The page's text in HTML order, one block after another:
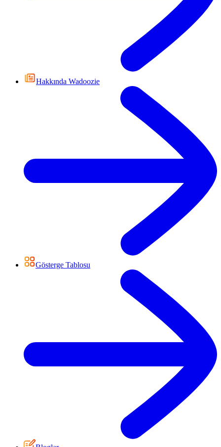
Hakkında Wadoozie
Gösterge Tablosu